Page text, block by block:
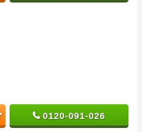
0120-091-026